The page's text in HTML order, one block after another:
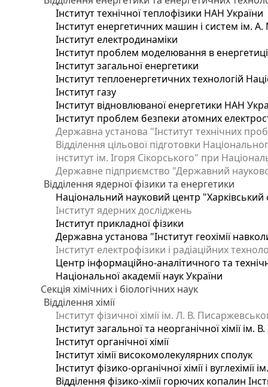
Інститут технічної теплофізики НАН України
Інститут енергетичних машин і систем ім.
Інститут електродинаміки
Інститут проблем моделювання в
Інститут загальної енергетики
Інститут теплоенергетичних технологій
Інститут газу
Інститут відновлюваної енергетики НАН
Інститут проблем безпеки атомних
Державна установа "Інститут технічних
Відділення цільової підготовки
інститут ім. Ігоря Сікорського" при
Державне підприємство "Державний
Відділення ядерної фізики та енергетики
Національний науковий центр "Харківський
Інститут ядерних досліджень
Інститут прикладної фізики
Державна установа "Інститут геохімії
Інститут електрофізики і радіаційних
Центр інформаційно-аналітичного та
Національної академії наук України
Секція хімічних і біологічних наук
Відділення хімії
Інститут фізичної хімії ім. Л. В.
Інститут загальної та неорганічної хімії ім.
Інститут органічної хімії
Інститут хімії високомолекулярних сполук
Інститут фізико-органічної хімії і
Відділення фізико-хімії горючих копалин